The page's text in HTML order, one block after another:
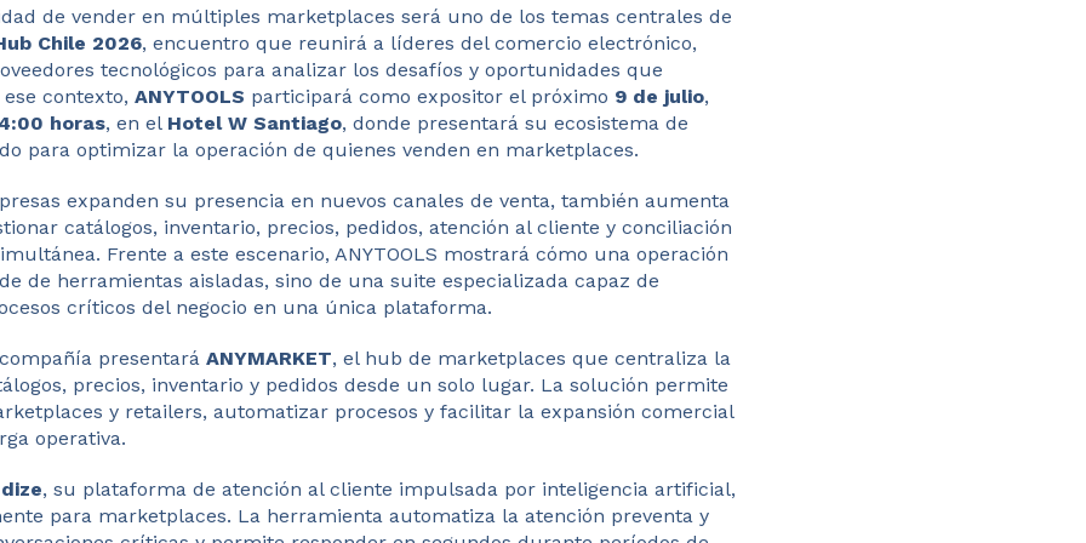
de vender en múltiples marketplaces será uno de los temas centrales de
Chile 2026, encuentro que reunirá a líderes del comercio electrónico,
tecnológicos para analizar los desafíos y oportunidades que
contexto, ANYTOOLS participará como expositor el próximo 9 de julio,
horas, en el Hotel W Santiago, donde presentará su ecosistema de
para optimizar la operación de quienes venden en marketplaces.
expanden su presencia en nuevos canales de venta, también aumenta
catálogos, inventario, precios, pedidos, atención al cliente y conciliación
Frente a este escenario, ANYTOOLS mostrará cómo una operación
de herramientas aisladas, sino de una suite especializada capaz de
críticos del negocio en una única plataforma.
presentará ANYMARKET, el hub de marketplaces que centraliza la
precios, inventario y pedidos desde un solo lugar. La solución permite
y retailers, automatizar procesos y facilitar la expansión comercial
operativa.
, su plataforma de atención al cliente impulsada por inteligencia artificial,
para marketplaces. La herramienta automatiza la atención preventa y